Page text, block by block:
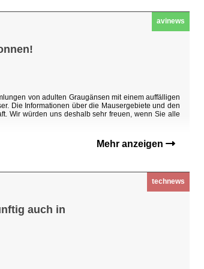
avinews
von adulten Graugänsen mit einem auffälligen
Die Informationen über die Mausergebiete und den
Wir würden uns deshalb sehr freuen, wenn Sie alle
Mehr anzeigen
technews
auch in